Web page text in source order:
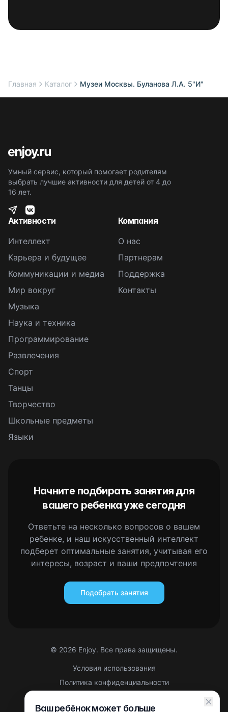
Главная Каталог Музеи Москвы. Буланова Л.А. 5"И"
Умный сервис, который помогает родителям
выбрать лучшие активности для детей от 4 до
16 лет.
Активности
Интеллект
Карьера и будущее
Коммуникации и медиа
Мир вокруг
Музыка
Наука и техника
Программирование
Развлечения
Спорт
Танцы
Творчество
Школьные предметы
Языки
Компания
О нас
Партнерам
Поддержка
Контакты
Начните подбирать занятия для
вашего ребенка уже сегодня
Ответьте на несколько вопросов о вашем
ребенке, и наш искусственный интеллект
подберет оптимальные занятия, учитывая его
интересы, возраст и ваши предпочтения
Подобрать занятия
© 2026 Enjoy. Все права защищены.
Условия использования
Политика конфиденциальности
Ваш ребёнок может больше